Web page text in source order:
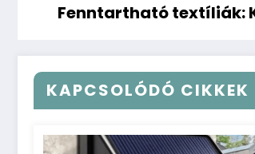
Fenntartható textíliák:
KAPCSOLÓDÓ CIKKEK